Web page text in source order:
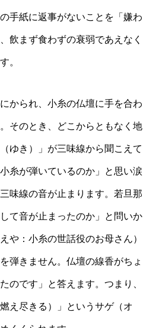
手紙に返事がないことを「嫌わ
飲まず食わずの衰弱であえなく
。
かられ、小糸の仏壇に手を合わ
そのとき、どこからともなく地
ゆき）」が三味線から聞こえて
糸が弾いているのか」と思い涙
味線の音が止まります。若旦那
て音が止まったのか」と問いか
や：小糸の世話役のお母さん）
弾きません。仏壇の線香がちょ
のです」と答えます。つまり、
え尽きる）」というサゲ（オ